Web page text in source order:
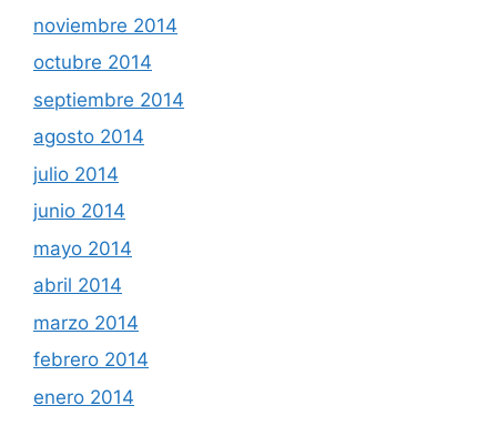
noviembre 2014
octubre 2014
septiembre 2014
agosto 2014
julio 2014
junio 2014
mayo 2014
abril 2014
marzo 2014
febrero 2014
enero 2014